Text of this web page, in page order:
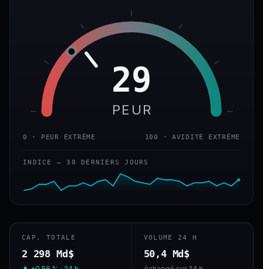
29
PEUR
0 · PEUR EXTRÊME 100 · AVIDITÉ EXTRÊME
INDICE — 30 DERNIERS JOURS
CAP. TOTALE
2 298 Md$
VOLUME 24 H
50,4 Md$